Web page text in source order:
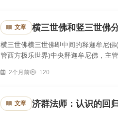
文章 横三世佛和竖三世佛
横三世佛横三世佛即中间的释迦牟尼
管西方极乐世界)中央释迦牟尼佛，主
2个月前 120
文章 济群法师：认识的回